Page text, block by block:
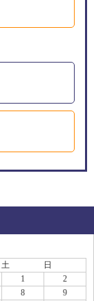
土
日
1
2
8
9